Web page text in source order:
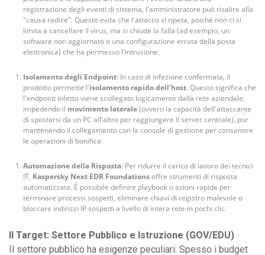
registrazione degli eventi di sistema, l'amministratore può risalire alla
"causa radice". Questo evita che l'attacco si ripeta, poiché non ci si
limita a cancellare il virus, ma si chiude la falla (ad esempio, un
software non aggiornato o una configurazione errata della posta
elettronica) che ha permesso l'intrusione.
Isolamento degli Endpoint: In caso di infezione confermata, il
prodotto permette l'isolamento rapido dell'host. Questo significa che
l'endpoint infetto viene scollegato logicamente dalla rete aziendale,
impedendo il movimento laterale(ovvero la capacità dell'attaccante
di spostarsi da un PC all'altro per raggiungere il server centrale), pur
mantenendo il collegamento con la console di gestione per consentire
le operazioni di bonifica.
Automazione della Risposta: Per ridurre il carico di lavoro dei tecnici
IT, Kaspersky Next EDR Foundationsoffre strumenti di risposta
automatizzata. È possibile definire playbook o azioni rapide per
terminare processi sospetti, eliminare chiavi di registro malevole o
bloccare indirizzi IP sospetti a livello di intera rete in pochi clic.
Il Target: Settore Pubblico e Istruzione (GOV/EDU)
Il settore pubblico ha esigenze peculiari. Spesso i budget